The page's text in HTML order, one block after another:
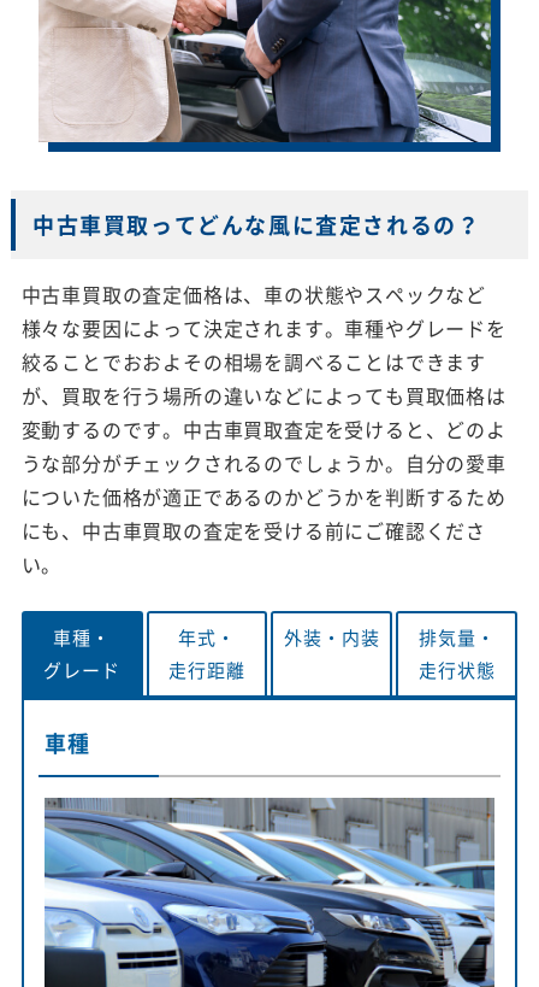
中古車買取ってどんな風に査定されるの？
中古車買取の査定価格は、車の状態やスペックなど
様々な要因によって決定されます。車種やグレードを
絞ることでおおよその相場を調べることはできます
が、買取を行う場所の違いなどによっても買取価格は
変動するのです。中古車買取査定を受けると、どのよ
うな部分がチェックされるのでしょうか。自分の愛車
についた価格が適正であるのかどうかを判断するため
にも、中古車買取の査定を受ける前にご確認くださ
い。
車種・
グレード
年式・
走行距離
外装・ 内装
排気量・
走行状態
車種